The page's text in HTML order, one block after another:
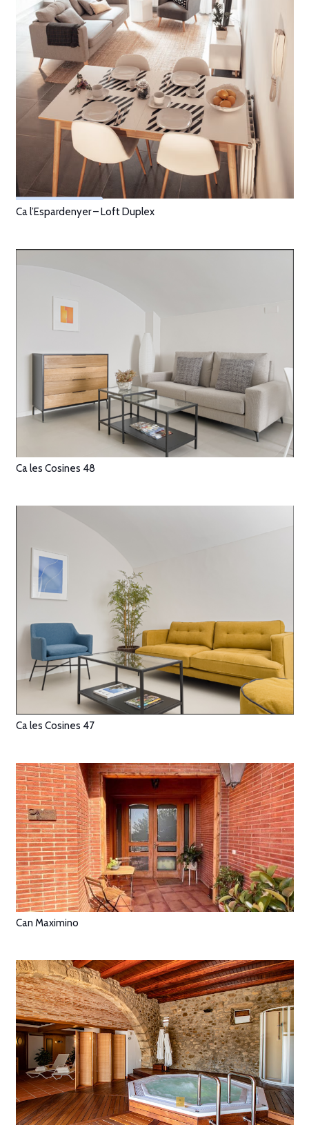
Ca l’Espardenyer – Loft Duplex
Ca les Cosines 48
Ca les Cosines 47
Can Maximino